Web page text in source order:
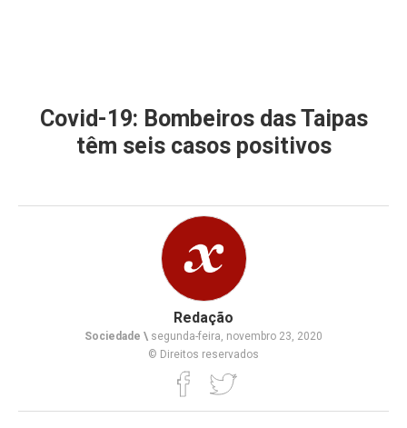
Covid-19: Bombeiros das Taipas
têm seis casos positivos
Redação
Sociedade \ segunda-feira, novembro 23, 2020
© Direitos reservados